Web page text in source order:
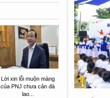
Lời xin lỗi muộn màng
của PNJ chưa cản đà
lao...